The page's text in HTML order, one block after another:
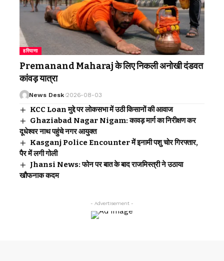
हरियाणा
Premanand Maharaj के लिए निकली अनोखी दंडवत
कांवड़ यात्रा
News Desk 2026-08-03
KCC Loan मुद्दे पर लोकसभा में उठी किसानों की आवाज
Ghaziabad Nagar Nigam: कावड़ मार्ग का निरीक्षण कर
दूधेश्वर नाथ पहुंचे नगर आयुक्त
Kasganj Police Encounter में इनामी पशु चोर गिरफ्तार,
पैर में लगी गोली
Jhansi News: फोन पर बात के बाद राजमिस्त्री ने उठाया
खौफनाक कदम
- Advertisement -